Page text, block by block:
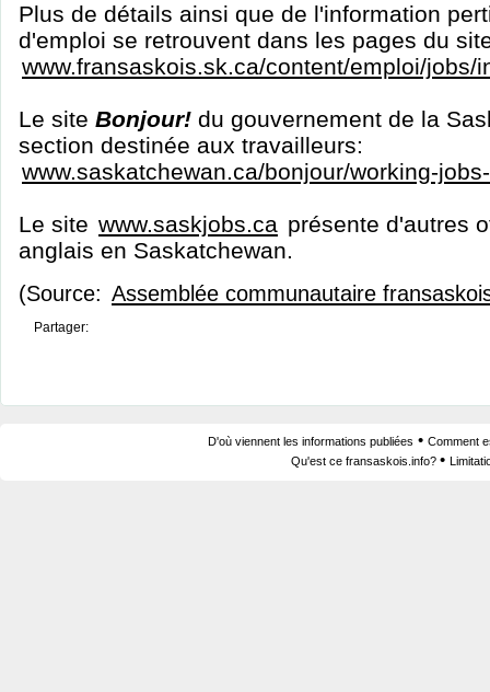
Plus de détails ainsi que de l'information
d'emploi se retrouvent dans les pages du
www.fransaskois.sk.ca/content/emploi/jobs/
Le site Bonjour! du gouvernement de la
section destinée aux travailleurs:
www.saskatchewan.ca/bonjour/working-
Le site www.saskjobs.ca présente d'autres
anglais en Saskatchewan.
(Source: Assemblée communautaire
Partager:
D'où viennent les informations publiées • Comment
Qu'est ce fransaskois.info? •